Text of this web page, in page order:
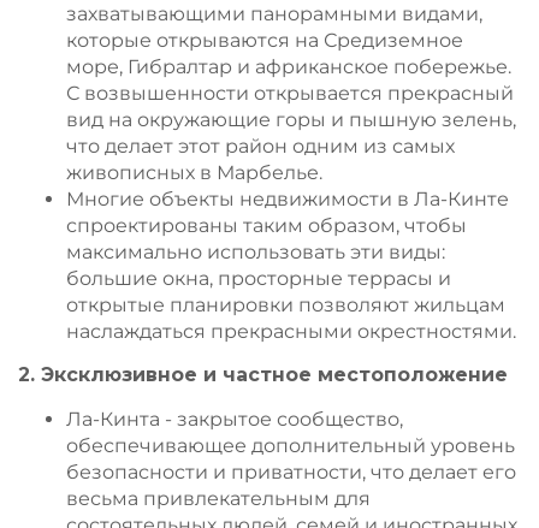
захватывающими панорамными видами,
которые открываются на Средиземное
море, Гибралтар и африканское побережье.
С возвышенности открывается прекрасный
вид на окружающие горы и пышную зелень,
что делает этот район одним из самых
живописных в Марбелье.
Многие объекты недвижимости в Ла-Кинте
спроектированы таким образом, чтобы
максимально использовать эти виды:
большие окна, просторные террасы и
открытые планировки позволяют жильцам
наслаждаться прекрасными окрестностями.
2. Эксклюзивное и частное местоположение
Ла-Кинта - закрытое сообщество,
обеспечивающее дополнительный уровень
безопасности и приватности, что делает его
весьма привлекательным для